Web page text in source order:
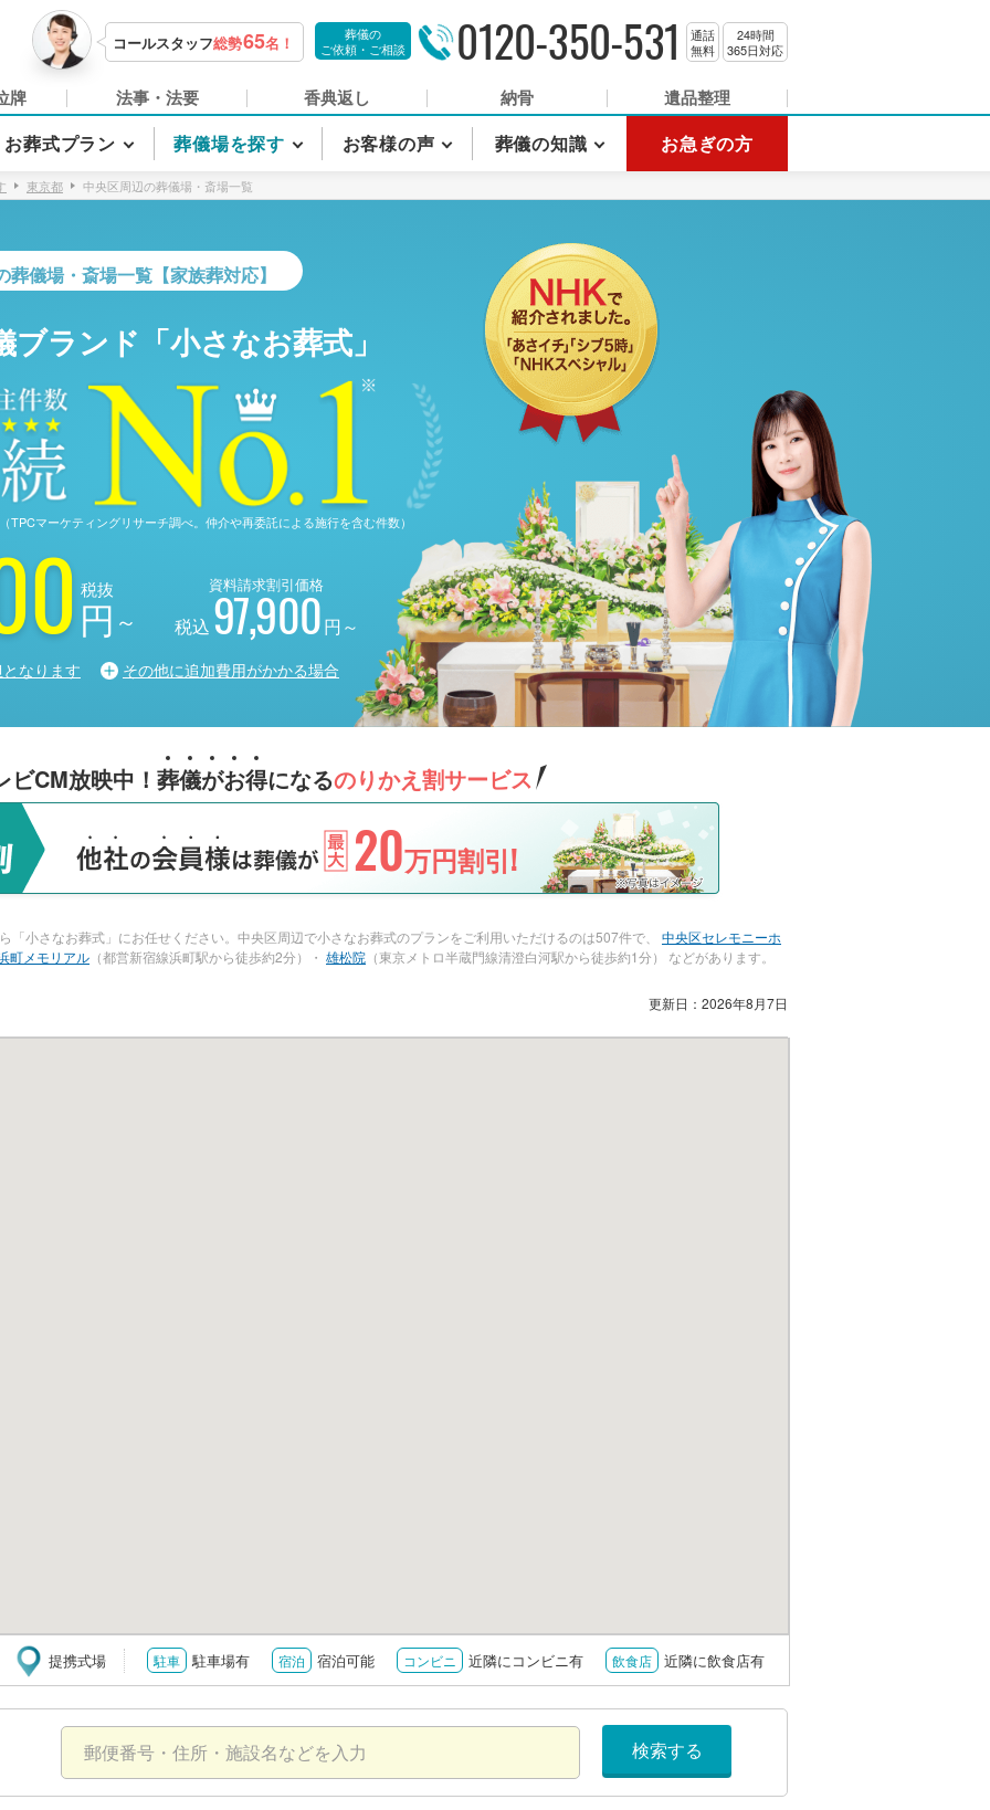
コールスタッフ総勢65名！
葬儀の
ご依頼・ご相談
0120-350-531
通話
無料
24時間
365日対応
牌 法事・法要 香典返し 納骨 遺品整理
お葬式プラン 葬儀場を探す お客様の声 葬儀の知識 お急ぎの方
東京都 中央区周辺の葬儀場・斎場一覧
葬儀場・斎場一覧【家族葬対応】
ランド「小さなお葬式」
マーケティングリサーチ調べ。仲介や再委託による施行を含む件数）
円 ～
税抜 資料請求割引価格
税込97,900円～
なります その他に追加費用がかかる場合
ビCM放映中！ 葬儀がお得になるのりかえ割サービス
20万円割引!
「小さなお葬式」にお任せください。中央区周辺で小さなお葬式のプランをご利用いただけるのは507件で、 中央区セレモニーホ
町メモリアル （都営新宿線浜町駅から徒歩約2分）・ 雄松院 （東京メトロ半蔵門線清澄白河駅から徒歩約1分） などがあります。
更新日： 2026年8月7日
提携式場 駐車 駐車場有 宿泊 宿泊可能 コンビニ 近隣にコンビニ有 飲食店 近隣に飲食店有
検索する